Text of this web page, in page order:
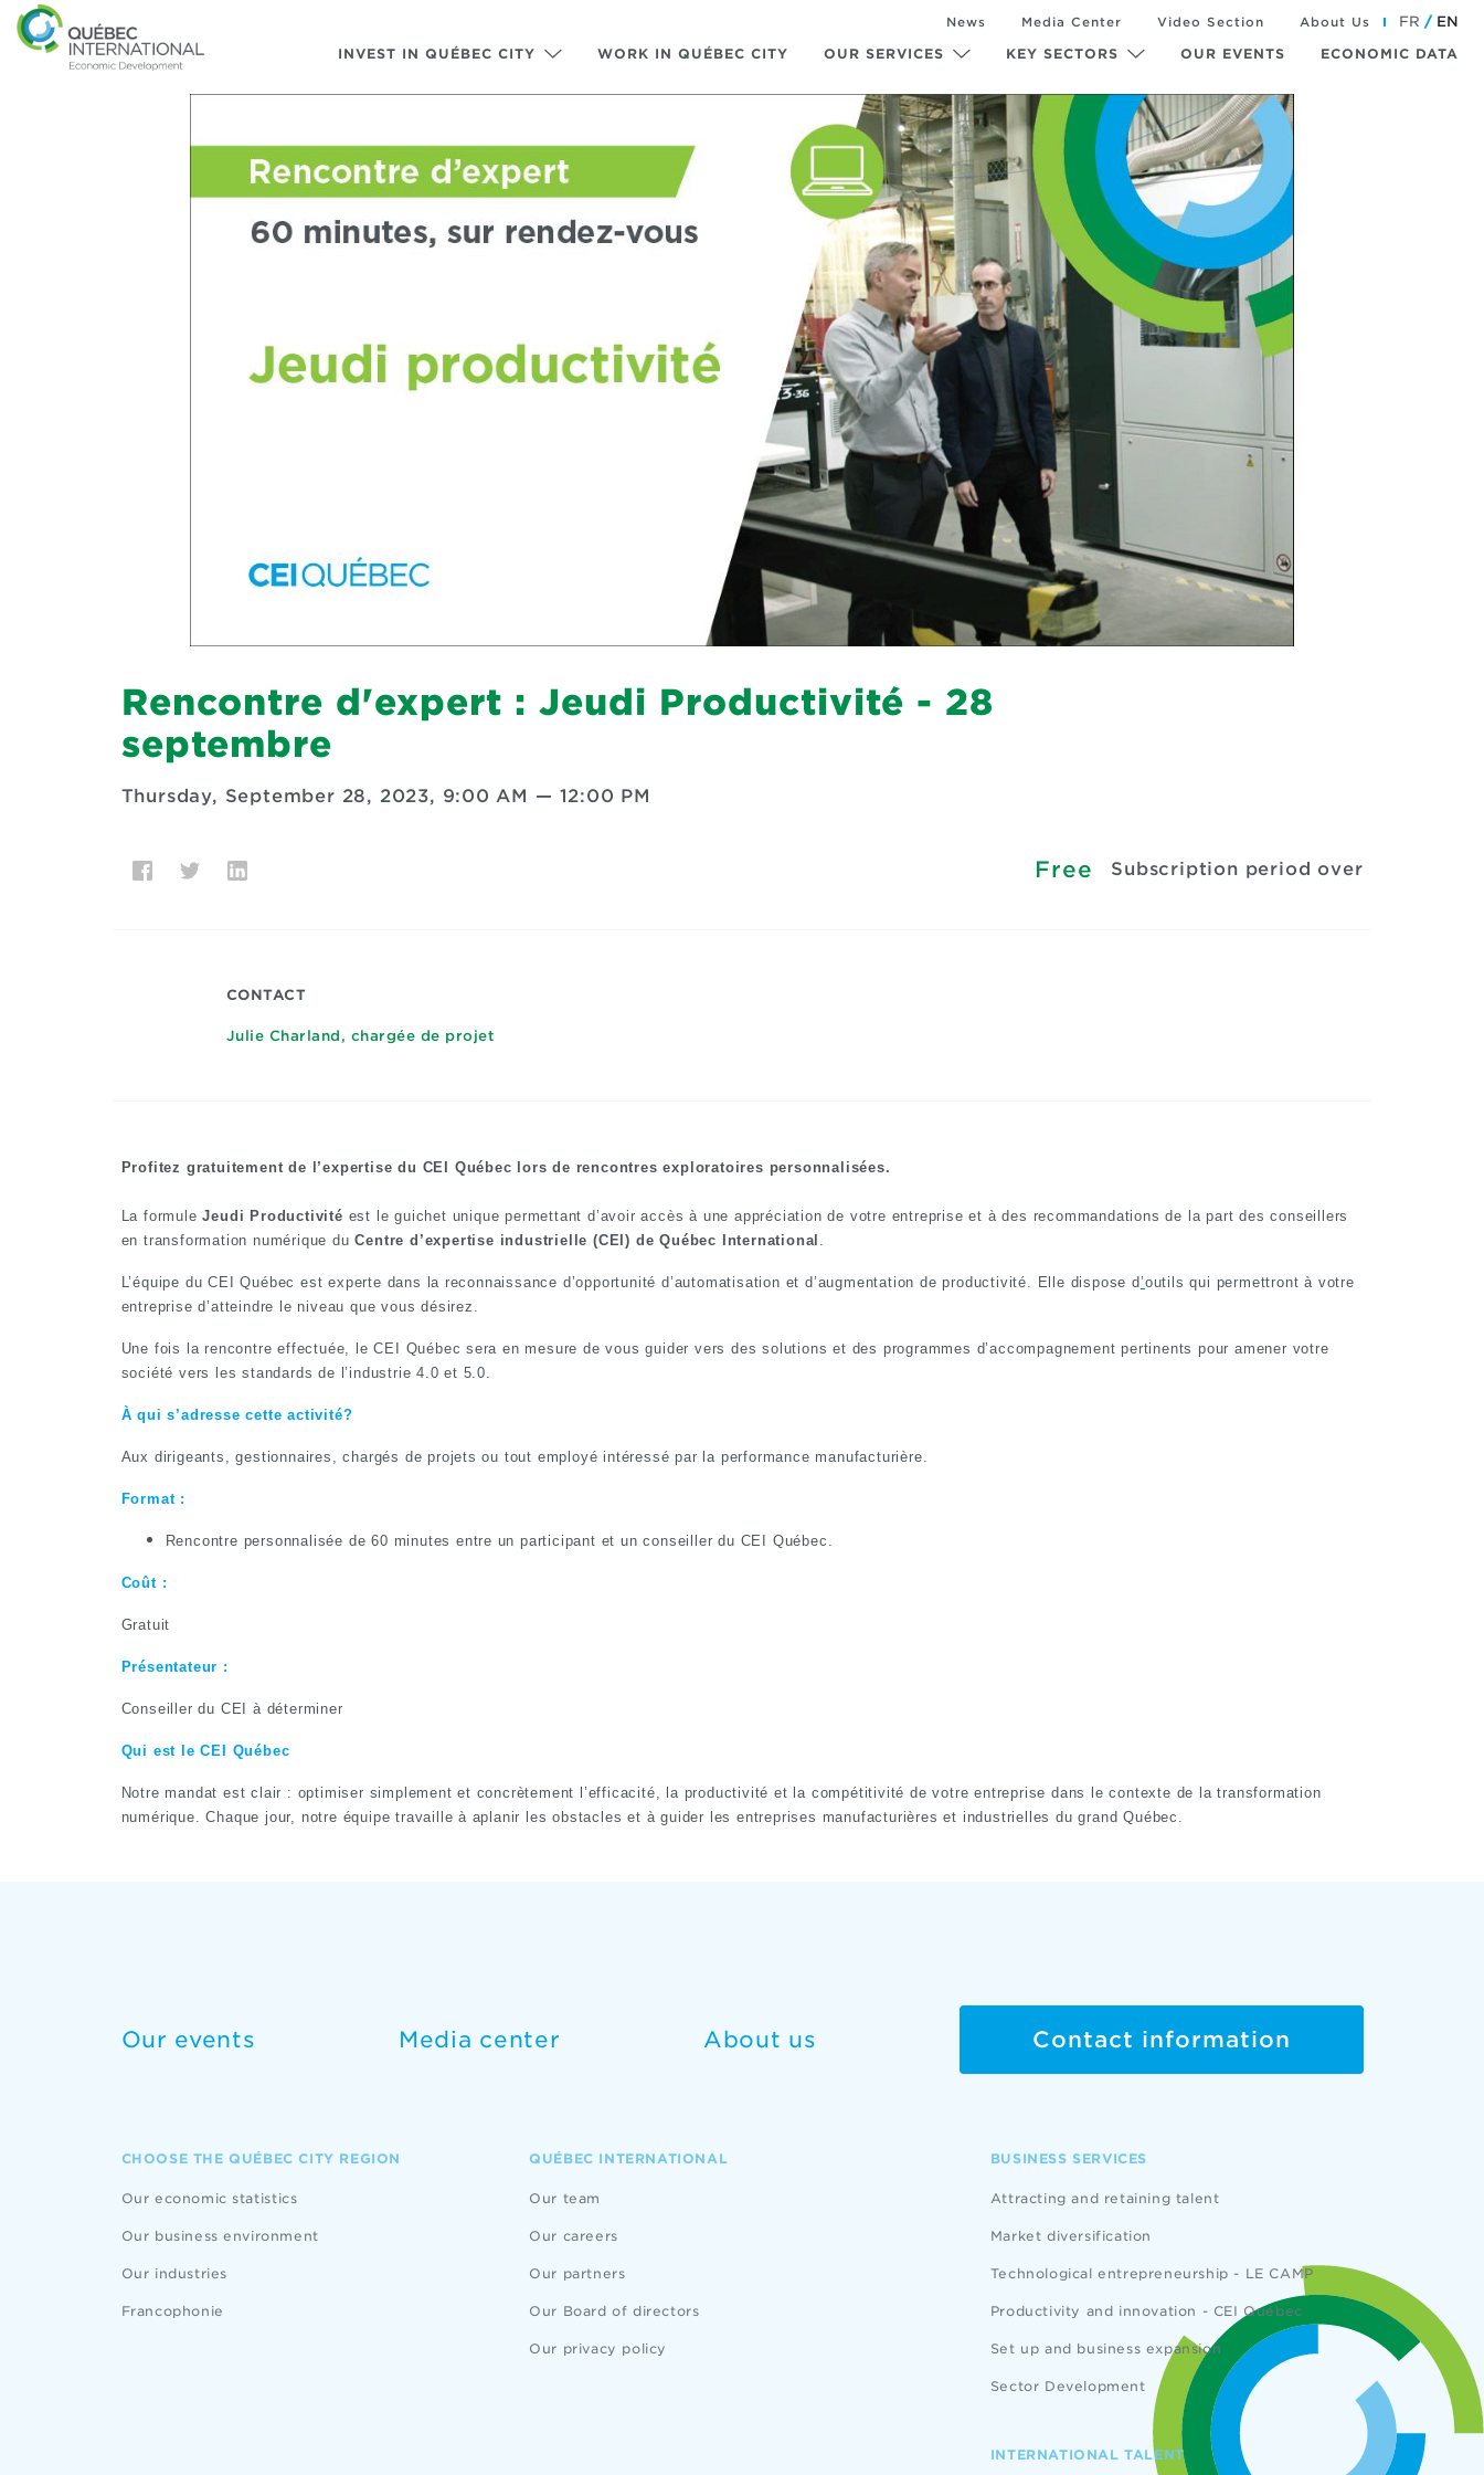
INVEST IN QUÉBEC CITY WORK IN QUÉBEC CITY OUR SERVICES KEY SECTORS OUR EVENTS ECONOMIC DATA
News Media Center Video Section About Us FR EN
Rencontre d'expert : Jeudi Productivité - 28
septembre
Thursday, September 28, 2023, 9:00 AM — 12:00 PM
Free Subscription period over
CONTACT
Julie Charland, chargée de projet
Profitez gratuitement de l’expertise du CEI Québec lors de rencontres exploratoires personnalisées.
La formuleJeudi Productivité est le guichet unique permettant d’avoir accès à une appréciation de votre entreprise et à des recommandations de la part des conseillers
en transformation numérique duCentre d’expertise industrielle (CEI) de Québec International .
L’équipe du CEI Québec est experte dans la reconnaissance d’opportunité d’automatisation et d’augmentation de productivité. Elle dispose d’outils qui permettront à votre
entreprise d’atteindre le niveau que vous désirez.
Une fois la rencontre effectuée, le CEI Québec sera en mesure de vous guider vers des solutions et des programmes d’accompagnement pertinents pour amener votre
société vers les standards de l’industrie 4.0 et 5.0.
À qui s’adresse cette activité?
Aux dirigeants, gestionnaires, chargés de projets ou tout employé intéressé par la performance manufacturière.
Format :
Rencontre personnalisée de 60 minutes entre un participant et un conseiller du CEI Québec.
Coût :
Gratuit
Présentateur :
Conseiller du CEI à déterminer
Qui est le CEI Québec
Notre mandat est clair : optimiser simplement et concrètement l’efficacité, la productivité et la compétitivité de votre entreprise dans le contexte de la transformation
numérique. Chaque jour, notre équipe travaille à aplanir les obstacles et à guider les entreprises manufacturières et industrielles du grand Québec.
Our events Media center About us Contact information
CHOOSE THE QUÉBEC CITY REGION
Our economic statistics
Our business environment
Our industries
Francophonie
QUÉBEC INTERNATIONAL
Our team
Our careers
Our partners
Our Board of directors
Our privacy policy
BUSINESS SERVICES
Attracting and retaining talent
Market diversification
Technological entrepreneurship - LE CAMP
Productivity and innovation - CEI Québec
Set up and business expansion
Sector Development
INTERNATIONAL TALENT